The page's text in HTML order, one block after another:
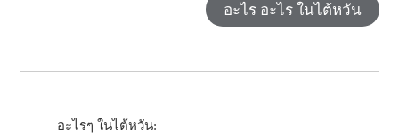
อะไร อะไร ในไต้หวัน
อะไรๆ ในไต้หวัน: